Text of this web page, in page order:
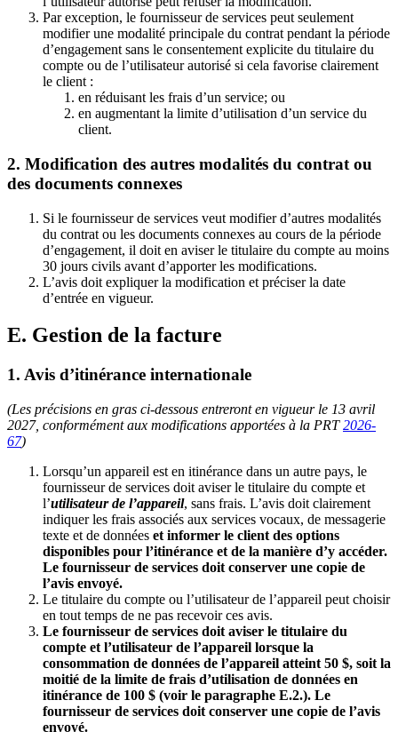
Par exception, le fournisseur de services peut seulement
modifier une modalité principale du contrat pendant la période
d’engagement sans le consentement explicite du titulaire du
compte ou de l’utilisateur autorisé si cela favorise clairement
le client :
en réduisant les frais d’un service; ou
en augmentant la limite d’utilisation d’un service du
client.
2. Modification des autres modalités du contrat ou
des documents connexes
Si le fournisseur de services veut modifier d’autres modalités
du contrat ou les documents connexes au cours de la période
d’engagement, il doit en aviser le titulaire du compte au moins
30 jours civils avant d’apporter les modifications.
L’avis doit expliquer la modification et préciser la date
d’entrée en vigueur.
E. Gestion de la facture
1. Avis d’itinérance internationale
(Les précisions en gras ci-dessous entreront en vigueur le 13 avril
2027, conformément aux modifications apportées à la PRT2026-
67)
Lorsqu’un appareil est en itinérance dans un autre pays, le
fournisseur de services doit aviser le titulaire du compte et
l’utilisateur de l’appareil, sans frais. L’avis doit clairement
indiquer les frais associés aux services vocaux, de messagerie
texte et de données et informer le client des options
disponibles pour l’itinérance et de la manière d’y accéder.
Le fournisseur de services doit conserver une copie de
l’avis envoyé.
Le titulaire du compte ou l’utilisateur de l’appareil peut choisir
en tout temps de ne pas recevoir ces avis.
Le fournisseur de services doit aviser le titulaire du
compte et l’utilisateur de l’appareil lorsque la
consommation de données de l’appareil atteint 50 $, soit la
moitié de la limite de frais d’utilisation de données en
itinérance de 100 $ (voir le paragraphe E.2.). Le
fournisseur de services doit conserver une copie de l’avis
envoyé.